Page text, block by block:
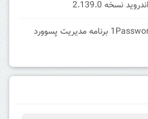
دانلود 1Password Manager Full v7.7 برنامه مدیریت پسوورد